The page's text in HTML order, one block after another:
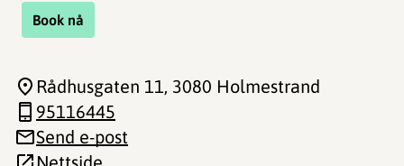
Book nå
Rådhusgaten 11, 3080 Holmestrand
95116445
Send e-post